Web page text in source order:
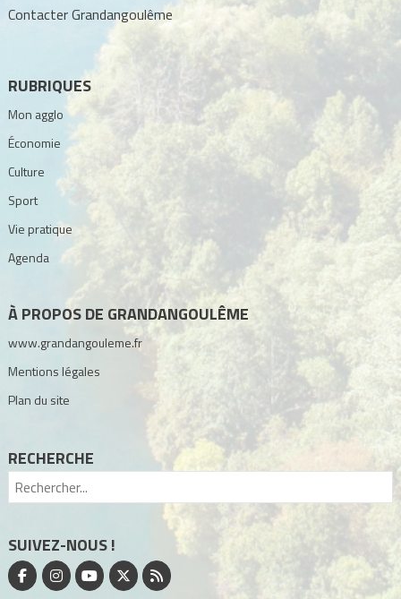
Contacter Grandangoulême
RUBRIQUES
Mon agglo
Économie
Culture
Sport
Vie pratique
Agenda
À PROPOS DE GRANDANGOULÊME
www.grandangouleme.fr
Mentions légales
Plan du site
RECHERCHE
SUIVEZ-NOUS !